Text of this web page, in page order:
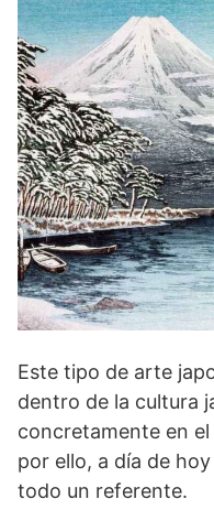
Este tipo de arte
dentro de la cultura
concretamente en el
por ello, a día de
todo un referente.